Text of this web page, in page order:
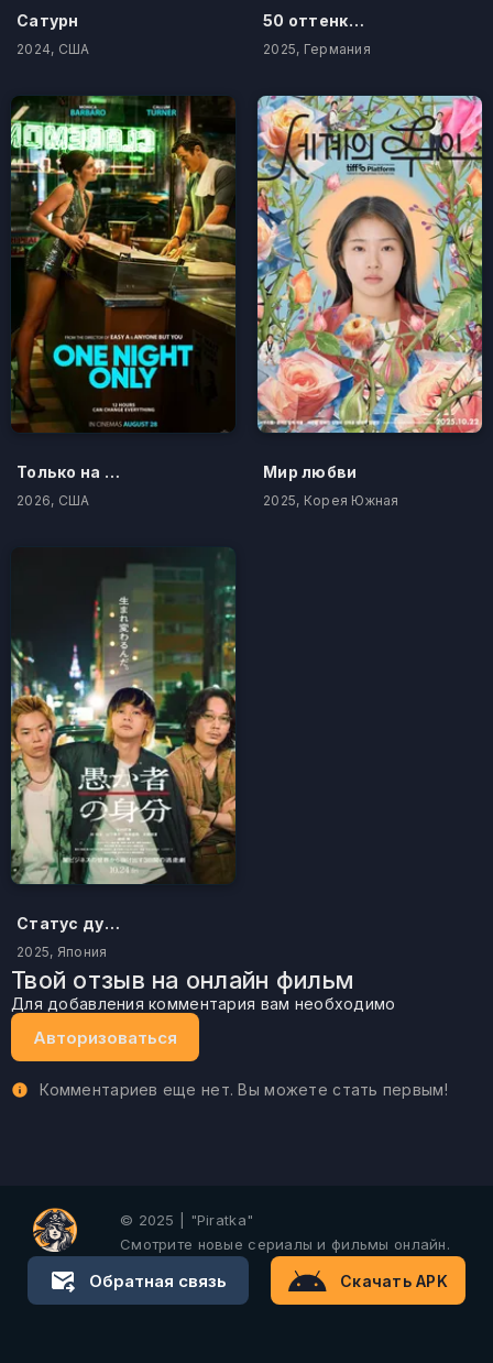
Сатурн
2024, США
50 оттенков бестселлера
2025, Германия
Только на одну ночь
2026, США
Мир любви
2025, Корея Южная
Статус дурака
2025, Япония
Твой отзыв на онлайн фильм
Для добавления комментария вам необходимо
Авторизоваться
Комментариев еще нет. Вы можете стать первым!
© 2025 | "Piratka"
Смотрите новые сериалы и фильмы онлайн.
Обратная связь Скачать APK